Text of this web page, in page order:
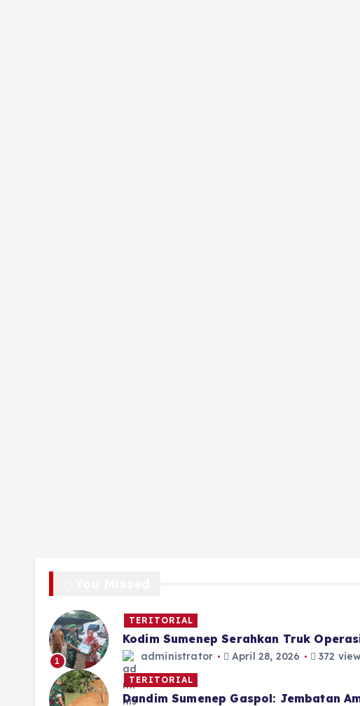
1
TERITORIAL
Kodim Sumenep Serahkan Truk
administrator April 28, 2026 372
TERITORIAL
Dandim Sumenep Gaspol: Jembatan